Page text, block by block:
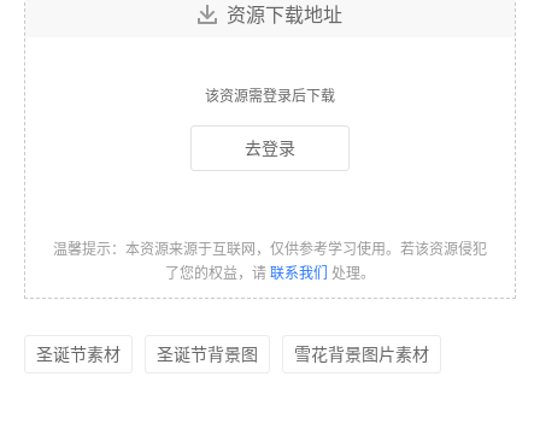
资源下载地址
该资源需登录后下载
去登录
温馨提示：本资源来源于互联网，仅供参考学习使用。若该资源侵犯
了您的权益，请 联系我们 处理。
圣诞节素材 圣诞节背景图 雪花背景图片素材